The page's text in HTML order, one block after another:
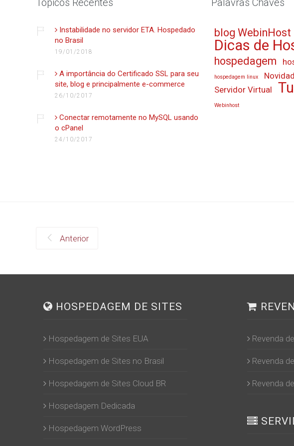
Tópicos Recentes
Instabilidade no servidor ETA. Hospedado
no Brasil
19/01/2018
A importância do Certificado SSL para seu
site, blog e principalmente e-commerce
26/10/2017
Conectar remotamente no MySQL usando
o cPanel
24/10/2017
Palavras Chaves
blog WebinHost
Dicas de
hospedagem
hospedagem linux
Servidor Virtual
Webinhost
Anterior
HOSPEDAGEM DE SITES
Hospedagem de Sites EUA
Hospedagem de Sites no Brasil
Hospedagem de Sites Cloud BR
Hospedagem Dedicada
Hospedagem WordPress
Revenda
Revenda
Revenda